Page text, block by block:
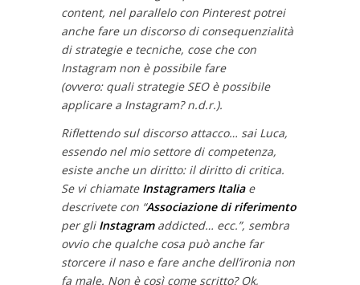
content, nel parallelo con Pinterest potrei
anche fare un discorso di consequenzialità
di strategie e tecniche, cose che con
Instagram non è possibile fare
(ovvero: quali strategie SEO è possibile
applicare a Instagram? n.d.r.).
Riflettendo sul discorso attacco… sai Luca,
essendo nel mio settore di competenza,
esiste anche un diritto: il diritto di critica.
Se vi chiamate Instagramers Italiae
descrivete con “Associazione di riferimento
per gli Instagramaddicted… ecc.”, sembra
ovvio che qualche cosa può anche far
storcere il naso e fare anche dell’ironia non
fa male. Non è così come scritto? Ok,